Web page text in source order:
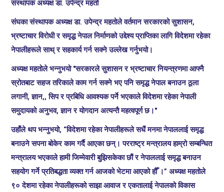
संस्थापक अध्यक्ष डा. उपेन्द्र महतो
संघका संस्थापक अध्यक्ष डा. उपेन्द्र महतोले वर्तमान सरकारको सुशासन,
भ्रष्टाचार विरोधी र समृद्ध नेपाल निर्माणको उद्देश्य प्राप्तिका लागि विदेशमा रहेका
नेपालीहरूले साथ् र सहकार्य गर्न सक्ने उल्लेख गर्नुभयो।
अध्यक्ष महतोले भन्नुभयो "सरकारले सुशासन र भ्रष्टाचार नियन्त्रणमा आफ्नै
स्रोतबाट सहज तरिकाले काम गर्न सक्ने भए पनि समृद्ध नेपाल बनाउन ठूला
लगानी, ज्ञान,, सिप र प्रबिधि आवश्यक पर्ने भएकाले विदेशमा रहेका नेपाली
समुदायको अनुभव, ज्ञान र योगदान अत्यन्तै महत्वपूर्ण छ।"
उहाँले थप भन्नुभयो, “विदेशमा रहेका नेपालीहरूले सधैं मनमा नेपाललाई समृद्ध
बनाउने सपना बोकेर काम गर्दै आएका छन्। परराष्ट्र मन्त्रालय हाम्रो सम्बन्धित
मन्त्रालय भएकाले हामी जिम्मेवारी बुझिसकेका छौं र नेपाललाई समृद्ध बनाउन
सहयोग गर्ने प्रतिबद्धता व्यक्त गर्न आजको भेटमा आएको हौँ ।” अध्यक्ष महतोले
९० देशमा रहेका नेपालीहरूको साझा आवाज र एकतालाई नेपालको विकास